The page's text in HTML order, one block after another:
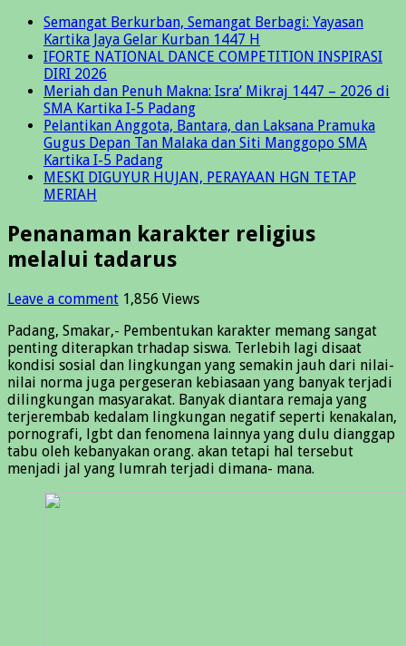
Semangat Berkurban, Semangat Berbagi: Yayasan
Kartika Jaya Gelar Kurban 1447 H
IFORTE NATIONAL DANCE COMPETITION INSPIRASI
DIRI 2026
Meriah dan Penuh Makna: Isra’ Mikraj 1447 – 2026 di
SMA Kartika I-5 Padang
Pelantikan Anggota, Bantara, dan Laksana Pramuka
Gugus Depan Tan Malaka dan Siti Manggopo SMA
Kartika I-5 Padang
MESKI DIGUYUR HUJAN, PERAYAAN HGN TETAP
MERIAH
Penanaman karakter religius
melalui tadarus
Leave a comment 1,856 Views
Padang, Smakar,- Pembentukan karakter memang sangat
penting diterapkan trhadap siswa. Terlebih lagi disaat
kondisi sosial dan lingkungan yang semakin jauh dari nilai-
nilai norma juga pergeseran kebiasaan yang banyak terjadi
dilingkungan masyarakat. Banyak diantara remaja yang
terjerembab kedalam lingkungan negatif seperti kenakalan,
pornografi, lgbt dan fenomena lainnya yang dulu dianggap
tabu oleh kebanyakan orang. akan tetapi hal tersebut
menjadi jal yang lumrah terjadi dimana- mana.